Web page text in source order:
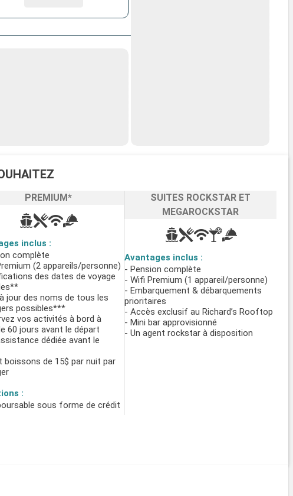
PREMIUM*
inclus :
complète
(2 appareils/personne)
des dates de voyage
jour des noms de tous les
possibles***
vos activités à bord à
60 jours avant le départ
dédiée avant le
boissons de 15$ par nuit par
:
sous forme de crédit
SUITES ROCKSTAR ET
MEGAROCKSTAR
Avantages inclus :
- Pension complète
- Wifi Premium (1 appareil/personne)
- Embarquement & débarquements
prioritaires
- Accès exclusif au Richard’s Rooftop
- Mini bar approvisionné
- Un agent rockstar à disposition